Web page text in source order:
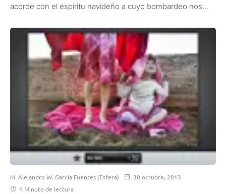
acorde con el espíritu navideño a cuyo bombardeo nos...
M. Alejandro W. García Fuentes (Esfera)
30 octubre, 2013
1 Minuto de lectura